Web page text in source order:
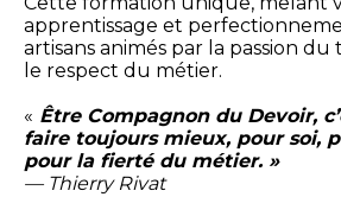
apprentissage et
artisans animés par la passion
le respect du métier.
« Être Compagnon du Devoir,
faire toujours mieux, pour soi,
pour la fierté du métier. »
— Thierry Rivat